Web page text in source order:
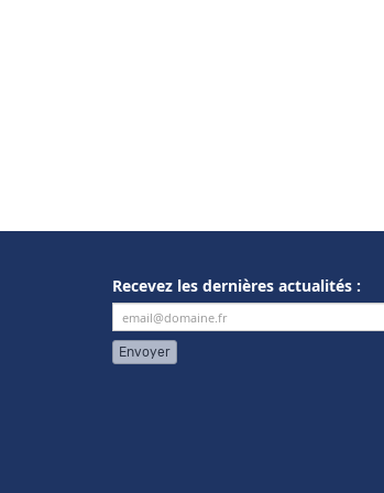
Recevez les dernières actualités :
Envoyer